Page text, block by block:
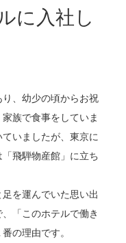
に入社し
、幼少の頃からお祝
族で食事をしていま
いましたが、東京に
飛騨物産館」に立ち
を運んでいた思い出
「このホテルで働き
の理由です。